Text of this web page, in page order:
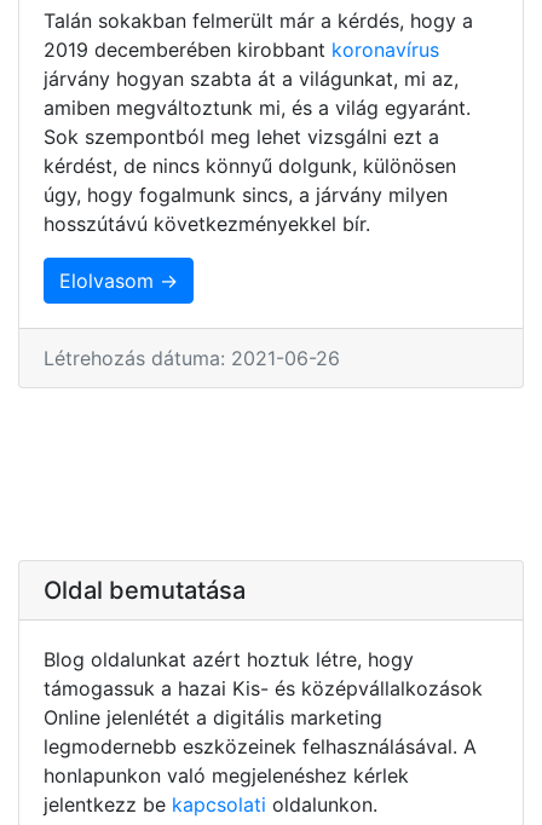
Talán sokakban felmerült már a kérdés, hogy a
2019 decemberében kirobbant koronavírus
járvány hogyan szabta át a világunkat, mi az,
amiben megváltoztunk mi, és a világ egyaránt.
Sok szempontból meg lehet vizsgálni ezt a
kérdést, de nincs könnyű dolgunk, különösen
úgy, hogy fogalmunk sincs, a járvány milyen
hosszútávú következményekkel bír.
Elolvasom →
Létrehozás dátuma: 2021-06-26
Oldal bemutatása
Blog oldalunkat azért hoztuk létre, hogy
támogassuk a hazai Kis- és középvállalkozások
Online jelenlétét a digitális marketing
legmodernebb eszközeinek felhasználásával. A
honlapunkon való megjelenéshez kérlek
jelentkezz be kapcsolati oldalunkon.